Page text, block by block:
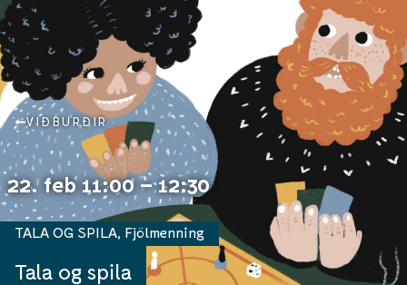
VIÐBURÐIR
22. feb 11:00 – 12:30
Tala og spila
TALA OG SPILA Fjölmenning